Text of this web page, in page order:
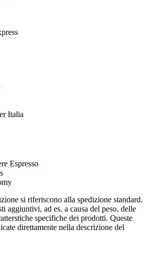
Italia
si riferiscono alla spedizione standard.
aggiuntivi, ad es. a causa del peso, delle
specifiche dei prodotti. Queste
direttamente nella descrizione del